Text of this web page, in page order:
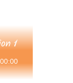
1
00:00